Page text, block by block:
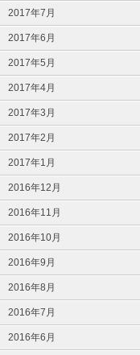
2017年7月
2017年6月
2017年5月
2017年4月
2017年3月
2017年2月
2017年1月
2016年12月
2016年11月
2016年10月
2016年9月
2016年8月
2016年7月
2016年6月